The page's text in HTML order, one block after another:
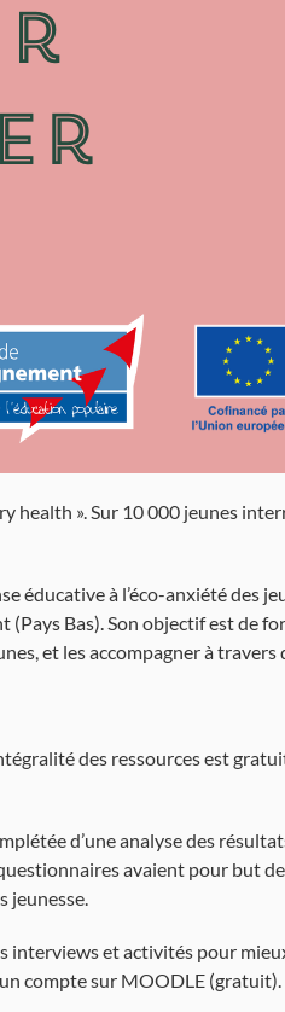
health ». Sur 10 000 jeunes
éducative à l’éco-anxiété des
(Pays Bas). Son objectif est de
et les accompagner à travers
des ressources est
d’une analyse des
avaient pour but
jeunesse.
interviews et activités pour
compte sur MOODLE (gratuit).